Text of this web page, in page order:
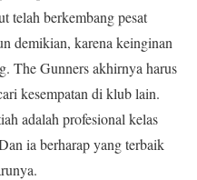
telah berkembang pesat
demikian, karena keinginan
The Gunners akhirnya harus
kesempatan di klub lain.
adalah profesional kelas
ia berharap yang terbaik